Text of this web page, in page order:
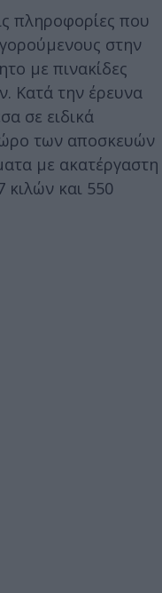
πληροφορίες που
στην
με πινακίδες
Κατά την έρευνα
σε ειδικά
των αποσκευών
με ακατέργαστη
και 550